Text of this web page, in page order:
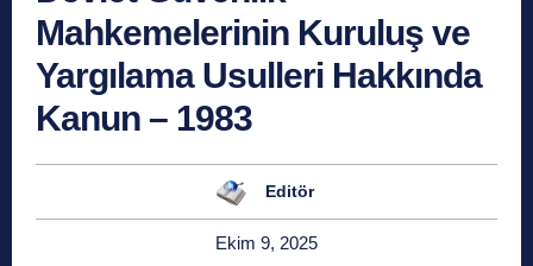
Mahkemelerinin Kuruluş ve
Yargılama Usulleri Hakkında
Kanun – 1983
Editör
Ekim 9, 2025